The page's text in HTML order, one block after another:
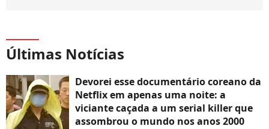
Últimas Notícias
Devorei esse documentário coreano da
Netflix em apenas uma noite: a
viciante caçada a um serial killer que
assombrou o mundo nos anos 2000